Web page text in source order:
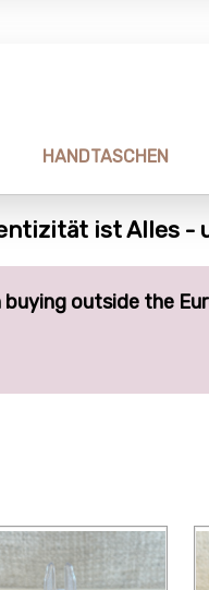
HANDTASCHEN
ist Alles -
outside the